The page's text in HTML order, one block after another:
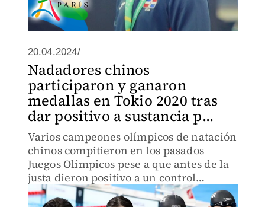
20.04.2024/
Nadadores chinos
participaron y ganaron
medallas en Tokio 2020 tras
dar positivo a sustancia p...
Varios campeones olímpicos de natación
chinos compitieron en los pasados
Juegos Olímpicos pese a que antes de la
justa dieron positivo a un control
antidopaje